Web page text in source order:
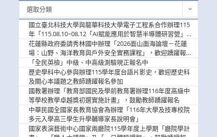
選取分類
國立臺北科技大學與龍華科技大學電子工程系合作辦理115
年「115.08.10~08.12「AI賦能應用於智慧半導體研習營」，
歡迎學生踴躍報名參加
花蓮縣政府委請秀林國中辦理「2026面山面海論壇－花蓮
場：山野、海洋教育與戶外安全實務課程」，歡迎踴躍報名
參加
「全民英檢」中級、中高級測驗現正報名中
歷史學科中心參與辦理115學年度台語片影史，歡迎歷史科
及關心本議題之教師踴躍報名參加
國教署辦理「教育部國民及學前教育署辦理116年度高級中
等學校教學卓越獎初選實施計畫」，鼓勵教師踴躍報名
中華民國全國家長教育協會為辦理「116年大學及技專校院
多元入學高三學生升學輔導家長說明會」
國家表演藝術中心國家兩廳院115學年度上學期「廳院學計